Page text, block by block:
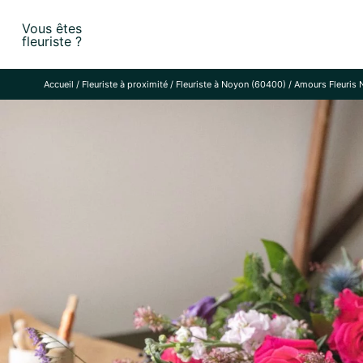
content
Vous êtes
fleuriste ?
Accueil / Fleuriste à proximité/ Fleuriste à Noyon (60400) / Amours Fleuris